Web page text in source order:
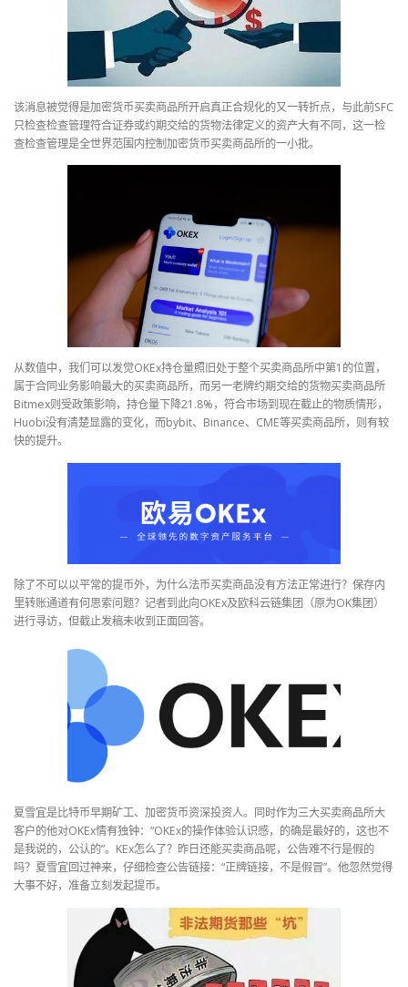
该消息被觉得是加密货币买卖商品所开启真正合规化的又一转折点，与此前SFC
只检查检查管理符合证券或约期交给的货物法律定义的资产大有不同，这一检
查检查管理是全世界范围内控制加密货币买卖商品所的一小批。
从数值中，我们可以发觉OKEx持仓量照旧处于整个买卖商品所中第1的位置，
属于合同业务影响最大的买卖商品所，而另一老牌约期交给的货物买卖商品所
Bitmex则受政策影响，持仓量下降21.8%，符合市场到现在截止的物质情形，
Huobi没有清楚显露的变化，而bybit、Binance、CME等买卖商品所，则有较
快的提升。
除了不可以以平常的提币外，为什么法币买卖商品没有方法正常进行？保存内
里转账通道有何思索问题？记者到此向OKEx及欧科云链集团（原为OK集团）
进行寻访，但截止发稿未收到正面回答。
夏雪宜是比特币早期矿工、加密货币资深投资人。同时作为三大买卖商品所大
客户的他对OKEx情有独钟：“OKEx的操作体验认识感，的确是最好的，这也不
是我说的，公认的”。KEx怎么了？昨日还能买卖商品呢，公告难不行是假的
吗？夏雪宜回过神来，仔细检查公告链接：“正牌链接，不是假冒”。他忽然觉得
大事不好，准备立刻发起提币。